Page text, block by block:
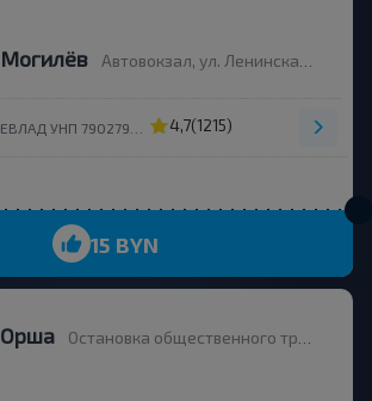
Могилёв Автовокзал, ул. Ленинская 93
4,7(1215)
15 BYN
Орша Остановка общественного транспорта Улица Строителей